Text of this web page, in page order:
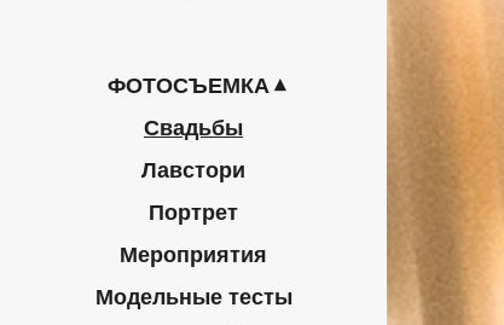
ФОТОСЪЕМКА
Свадьбы
Лавстори
Портрет
Мероприятия
Модельные тесты